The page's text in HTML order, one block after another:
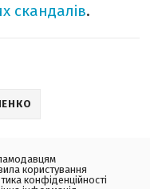
скандалів.
користування
конфіденційності